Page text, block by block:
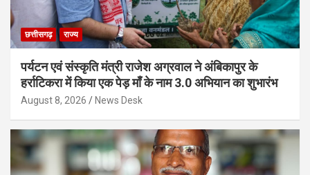
छत्तीसगढ़ राज्य
पर्यटन एवं संस्कृति मंत्री राजेश अग्रवाल ने अंबिकापुर के
हर्राटिकरा में किया एक पेड़ माँ के नाम 3.0 अभियान का शुभारंभ
August 8, 2026 News Desk